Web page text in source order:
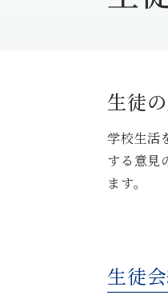
生徒
学校生活
する意見
ます。
生徒